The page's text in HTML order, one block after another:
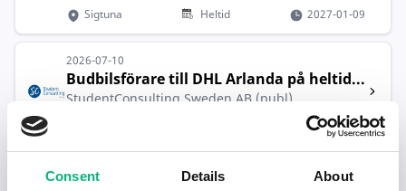
Consent Details About
Sigtuna Heltid 2027-01-09
2026-07-10
Budbilsförare till DHL Arlanda på heltid...
StudentConsulting Sweden AB (publ)
2026-08-12
Vi söker C-Chaufförer inom distribution